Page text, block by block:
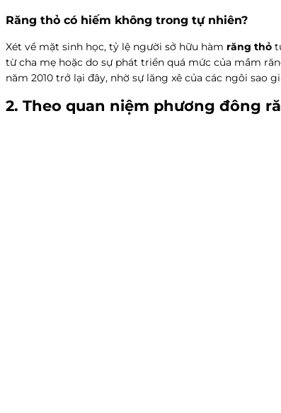
Răng thỏ có hiếm không trong tự nhiên?
Xét về mặt sinh học, tỷ lệ người sở hữu hàm răng thỏ
từ cha mẹ hoặc do sự phát triển quá mức của mầm
năm 2010 trở lại đây, nhờ sự lăng xê của các ngôi
2. Theo quan niệm phương đông r